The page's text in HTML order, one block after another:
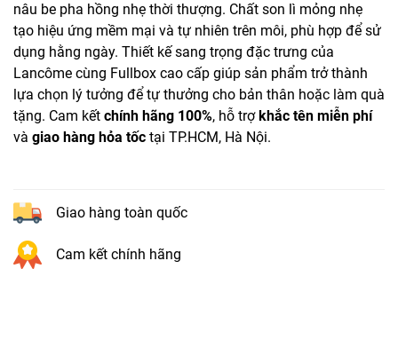
nâu be pha hồng nhẹ thời thượng. Chất son lì mỏng nhẹ
tạo hiệu ứng mềm mại và tự nhiên trên môi, phù hợp để sử
dụng hằng ngày. Thiết kế sang trọng đặc trưng của
Lancôme cùng Fullbox cao cấp giúp sản phẩm trở thành
lựa chọn lý tưởng để tự thưởng cho bản thân hoặc làm quà
tặng. Cam kết chính hãng 100%, hỗ trợ khắc tên miễn phí
và giao hàng hỏa tốc tại TP.HCM, Hà Nội.
Giao hàng toàn quốc
Cam kết chính hãng